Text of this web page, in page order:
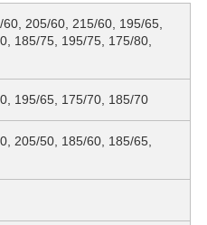
205/60, 215/60, 195/65,
185/75, 195/75, 175/80,
195/65, 175/70, 185/70
205/50, 185/60, 185/65,